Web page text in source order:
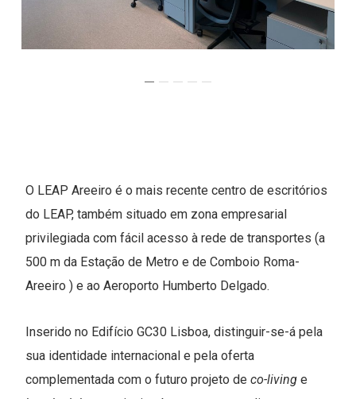
O LEAP Areeiro é o mais recente centro de escritórios
do LEAP, também situado em zona empresarial
privilegiada com fácil acesso à rede de transportes (a
500 m da Estação de Metro e de Comboio Roma-
Areeiro ) e ao Aeroporto Humberto Delgado.
Inserido no Edifício GC30 Lisboa, distinguir-se-á pela
sua identidade internacional e pela oferta
complementada com o futuro projeto de co-livinge